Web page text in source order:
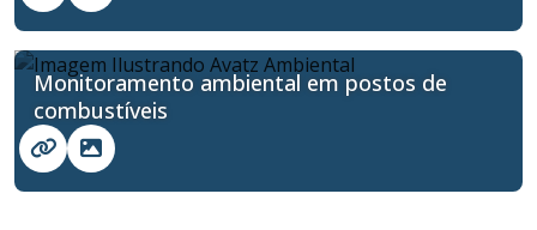
Monitoramento ambiental em postos de
combustíveis